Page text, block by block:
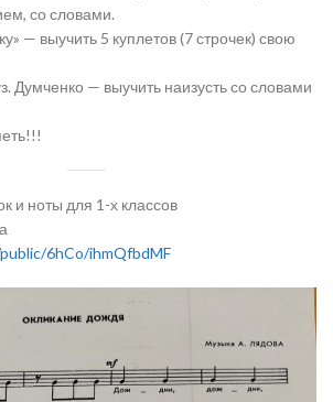
со словами.
— выучить 5 куплетов (7 строчек) свою
Думченко — выучить наизусть со словами
и ноты для 1-х классов
6hCo/ihmQfbdMF